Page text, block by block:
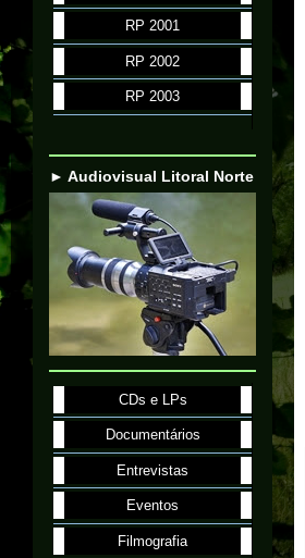
RP 2001
RP 2002
RP 2003
► Audiovisual Litoral Norte
CDs e LPs
Documentários
Entrevistas
Eventos
Filmografia